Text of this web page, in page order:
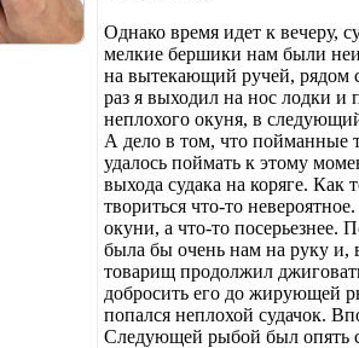
Однако время идет к вечеру,
мелкие бершики нам были
на вытекающий ручей, рядом
раз я выходил на нос лодки и
неплохого окуня, в
А дело в том, что пойманные
удалось поймать к этому
выхода судака на коряге. Как
твориться что-то
окуни, а что-то посерьезнее.
была бы очень нам на руку
товарищ продолжил
добросить его до жирующей
попался неплохой судачок.
Следующей рыбой был опять